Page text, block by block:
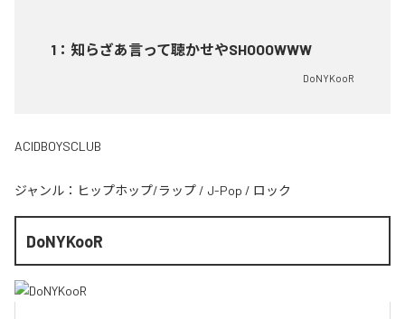
1 ： 知らざあ言って聴かせやSHOOOWWW
DoNYKooR
ACIDBOYSCLUB
ジャンル： ヒップホップ/ラップ / J-Pop / ロック
DoNYKooR